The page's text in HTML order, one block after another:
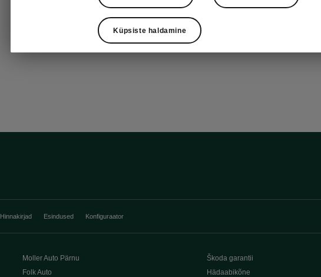
Hinnakirjad Esindused Konfiguraator
Moller Auto Pärnu
Folk Auto
Škoda garantii
Hädaabikõne
Küpsiste haldamine